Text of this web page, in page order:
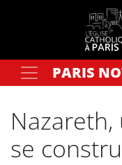
Votre recherche
PARIS
se
Panneau de gestion